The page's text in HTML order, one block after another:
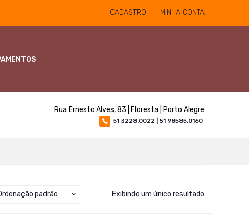
CADASTRO | MINHA CONTA
Rua Ernesto Alves, 83 | Floresta | Porto Alegre
51 3228.0022 | 51 98585.0160
Exibindo um único resultado
padrão